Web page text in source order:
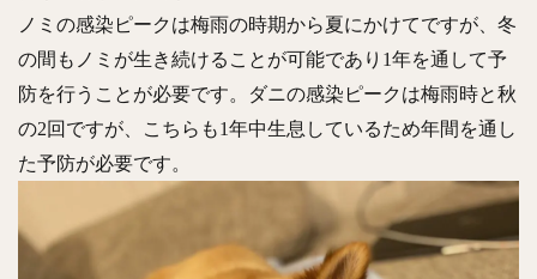
ノミの感染ピークは梅雨の時期から夏にかけてですが、冬
の間もノミが生き続けることが可能であり1年を通して予
防を行うことが必要です。ダニの感染ピークは梅雨時と秋
の2回ですが、こちらも1年中生息しているため年間を通し
た予防が必要です。